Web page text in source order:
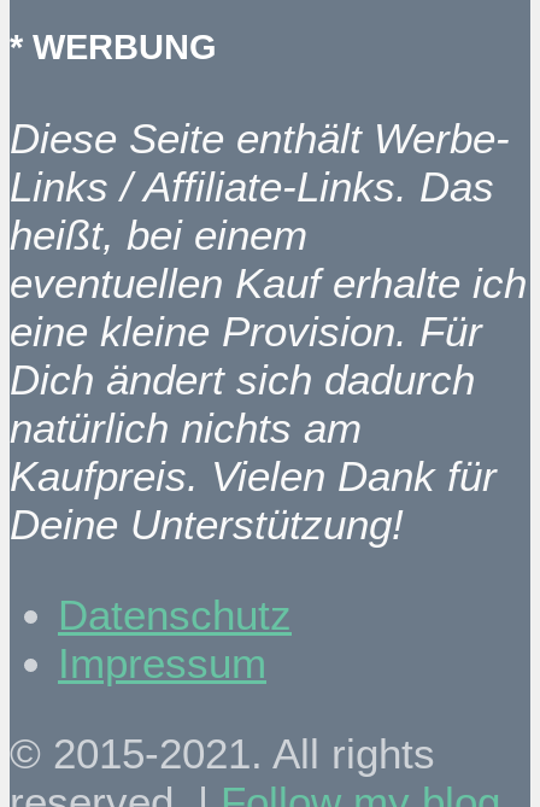
* WERBUNG
Diese Seite enthält Werbe-
Links / Affiliate-Links. Das
heißt, bei einem
eventuellen Kauf erhalte ich
eine kleine Provision. Für
Dich ändert sich dadurch
natürlich nichts am
Kaufpreis. Vielen Dank für
Deine Unterstützung!
Datenschutz
Impressum
© 2015-2021. All rights